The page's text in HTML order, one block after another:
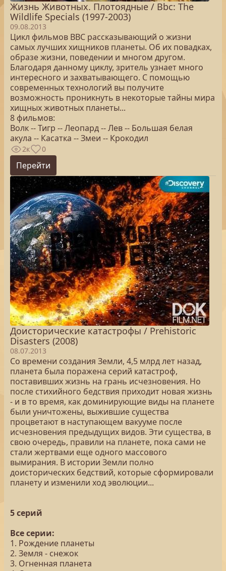
Жизнь Животных. Плотоядные / Bbc: The
Wildlife Specials (1997-2003)
09.08.2013
Цикл фильмов BBC рассказывающий о жизни
самых лучших хищников планеты. Об их повадках,
образе жизни, поведении и многом другом.
Благодаря данному циклу, зритель узнает много
интересного и захватывающего. С помощью
современных технологий вы получите
возможность проникнуть в некоторые тайны мира
хищных животных планеты...
8 фильмов:
Волк -- Тигр -- Леопард -- Лев -- Большая белая
акула -- Касатка -- Змеи -- Крокодил
2к 0
Перейти
Доисторические катастрофы / Prehistoric
Disasters (2008)
08.07.2013
Со времени создания Земли, 4,5 млрд лет назад,
планета была поражена серий катастроф,
поставивших жизнь на грань исчезновения. Но
после стихийного бедствия приходит новая жизнь
- и в то время, как доминирующие виды на планете
были уничтожены, выжившие существа
процветают в наступающем вакууме после
исчезновения предыдущих видов. Эти существа, в
свою очередь, правили на планете, пока сами не
стали жертвами еще одного массового
вымирания. В истории Земли полно
доисторических бедствий, которые сформировали
планету и изменили ход эволюции...
5 серий
Все серии:
1. Рождение планеты
2. Земля - снежок
3. Огненная планета